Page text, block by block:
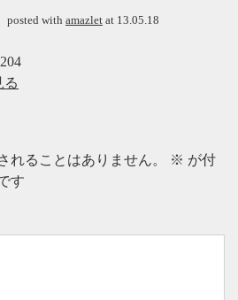
posted with amazlet at 13.05.18
る
れることはありません。 ※ が付
す